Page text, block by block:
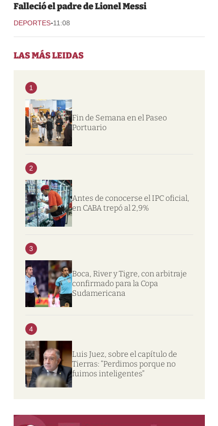
Falleció el padre de Lionel Messi
DEPORTES-11:08
LAS MÁS LEIDAS
1
Fin de Semana en el Paseo
Portuario
2
Antes de conocerse el IPC oficial,
en CABA trepó al 2,9%
3
Boca, River y Tigre, con arbitraje
confirmado para la Copa
Sudamericana
4
Luis Juez, sobre el capítulo de
Tierras: “Perdimos porque no
fuimos inteligentes”